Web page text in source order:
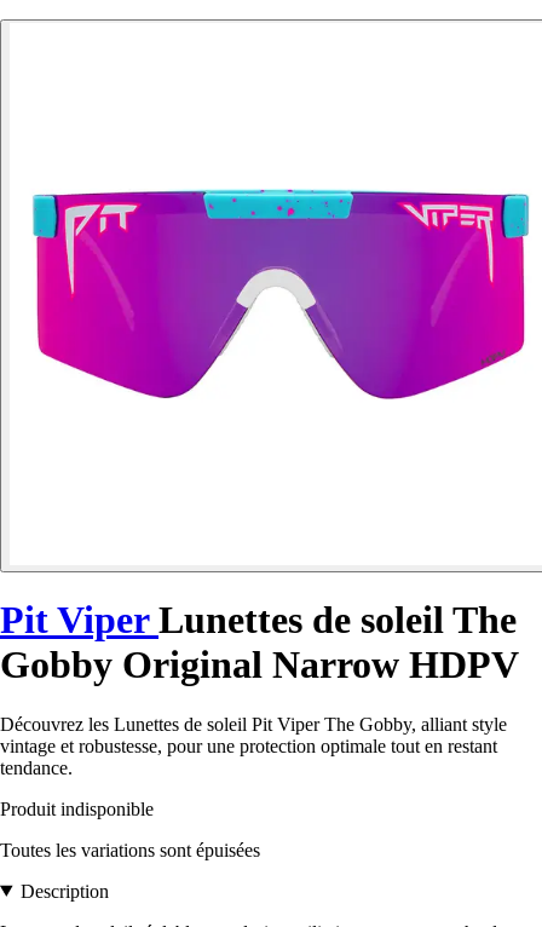
Pit ViperLunettes de soleil The
Gobby Original Narrow HDPV
Découvrez les Lunettes de soleil Pit Viper The Gobby, alliant style
vintage et robustesse, pour une protection optimale tout en restant
tendance.
Produit indisponible
Toutes les variations sont épuisées
Description